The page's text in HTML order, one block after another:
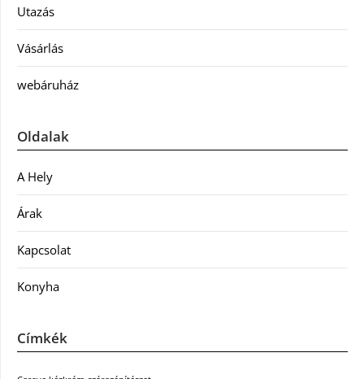
Utazás
Vásárlás
webáruház
Oldalak
A Hely
Árak
Kapcsolat
Konyha
Címkék